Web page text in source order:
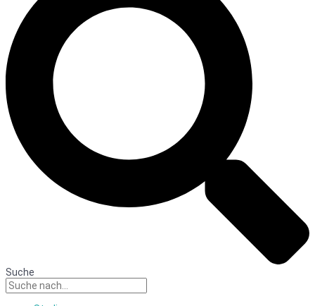
Suche